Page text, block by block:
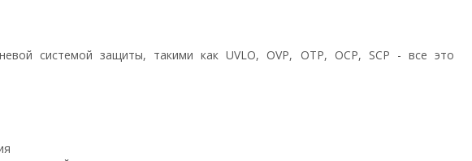
системой защиты, такими как UVLO, OVP, OTP, OCP, SCP - все это